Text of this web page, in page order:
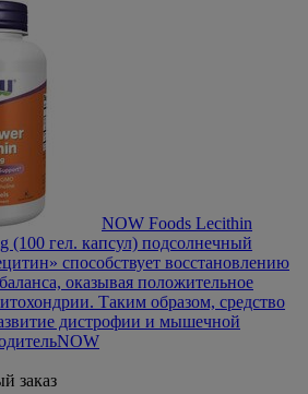
NOW Foods Lecithin
(100 гел. капсул) подсолнечный
способствует восстановлению
оказывая положительное
Таким образом, средство
дистрофии и мышечной
NOW
заказ